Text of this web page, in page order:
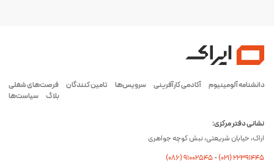
دانشنامه آلومینیوم آکادمی کارآفرینی سرویس‌ها تامین کنندگان
فرصت‌های شغلی
بلاگ
سیاست‌ها
نشانی دفتر مرکزی:
اراک، خیابان شریعتی، نبش کوچه جواهری
(۰۸۶) ۹۱۰۰۲۵۴۵-(۰21) 22391445